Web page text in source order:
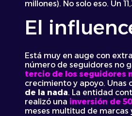
millones). No solo eso. Un
El
Está muy en auge con
número de seguidores no
tercio de los seguidores
crecimiento y apoyo. Unas
de la nada. La entidad
realizó una inversión de
meses multitud de marcas